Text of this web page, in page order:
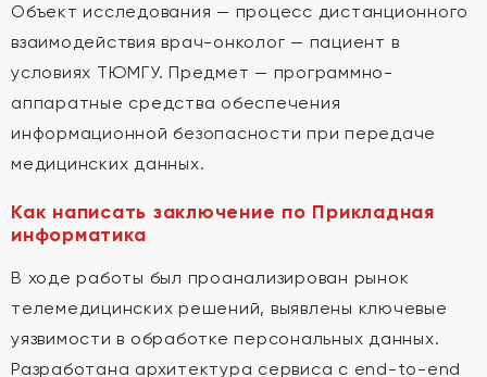
Объект исследования — процесс дистанционного
взаимодействия врач-онколог — пациент в
условиях ТЮМГУ. Предмет — программно-
аппаратные средства обеспечения
информационной безопасности при передаче
медицинских данных.
Как написать заключение по Прикладная
информатика
В ходе работы был проанализирован рынок
телемедицинских решений, выявлены ключевые
уязвимости в обработке персональных данных.
Разработана архитектура сервиса с end-to-end